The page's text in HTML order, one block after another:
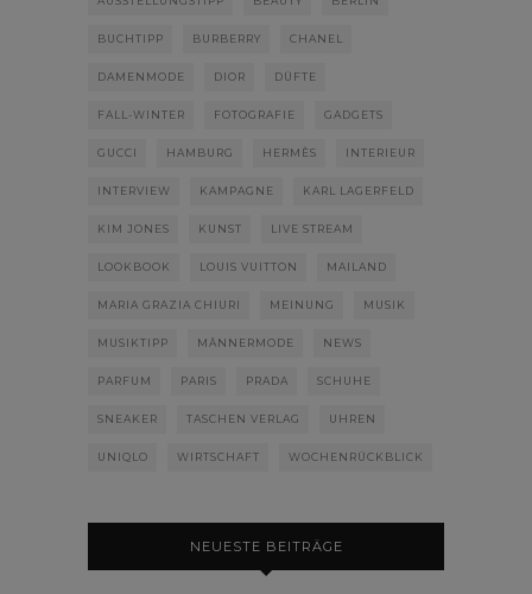
BUCHTIPP BURBERRY CHANEL
DAMENMODE DIOR DÜFTE
FALL-WINTER FOTOGRAFIE GADGETS
GUCCI HAMBURG HERMÈS INTERIEUR
INTERVIEW KAMPAGNE KARL LAGERFELD
KIM JONES KUNST LIVE STREAM
LOOKBOOK LOUIS VUITTON MAILAND
MARIA GRAZIA CHIURI MEINUNG MUSIK
MUSIKTIPP MÄNNERMODE NEWS
PARFUM PARIS PRADA SCHUHE
SNEAKER TASCHEN VERLAG UHREN
UNIQLO WIRTSCHAFT WOCHENRÜCKBLICK
NEUESTE BEITRÄGE